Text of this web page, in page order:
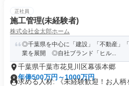
正社員
施工管理(未経験者)
株式会社金太郎ホーム
◎千葉県を中心に「建設」「不動産」
業を展開 ◎自社ブランド「ヒル...
千葉県千葉市花見川区幕張本郷
年俸500万円～1000万円
求める人材: 《未経験歓迎！お人柄